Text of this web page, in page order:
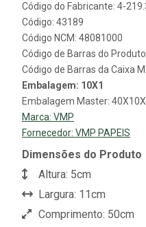
Código do Fabricante: 4-
Código: 43189
Código NCM: 48081000
Código de Barras do
Código de Barras da Caixa
Embalagem: 10X1
Embalagem Master:
Marca: VMP
Fornecedor: VMP PAPEIS
Dimensões do Produto
Altura: 5cm
Largura: 11cm
Comprimento: 50cm